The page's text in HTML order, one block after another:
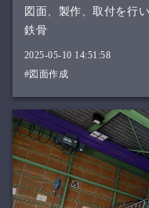
図面、製作、取付を
鉄骨
2025-05-10 14:51:58
#図面作成